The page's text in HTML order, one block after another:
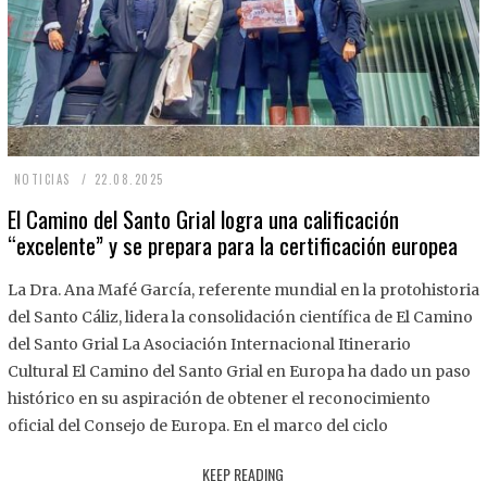
NOTICIAS 22.08.2025
.
8
2
2
El Camino del Santo Grial logra una calificación
“excelente” y se prepara para la certificación europea
La Dra. Ana Mafé García, referente mundial en la protohistoria
del Santo Cáliz, lidera la consolidación científica de El Camino
del Santo Grial La Asociación Internacional Itinerario
Cultural El Camino del Santo Grial en Europa ha dado un paso
histórico en su aspiración de obtener el reconocimiento
oficial del Consejo de Europa. En el marco del ciclo
KEEP READING